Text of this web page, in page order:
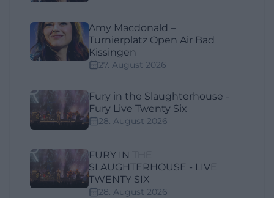
Amy Macdonald –
Turnierplatz Open Air Bad
Kissingen
27. August 2026
Fury in the Slaughterhouse -
Fury Live Twenty Six
28. August 2026
FURY IN THE
SLAUGHTERHOUSE - LIVE
TWENTY SIX
28. August 2026